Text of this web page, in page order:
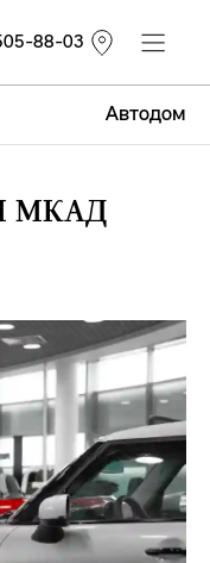
Автодом
88-03
МКАД